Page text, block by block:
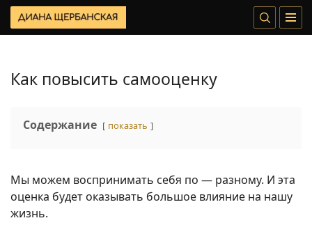
Как повысить самооценку
Содержание показать
Мы можем воспринимать себя по — разному. И эта
оценка будет оказывать большое влияние на нашу
жизнь.